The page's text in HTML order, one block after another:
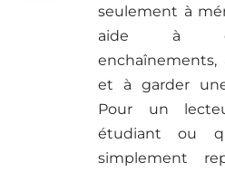
seulement à
aide à
et à garder
Pour un
étudiant ou
simplement